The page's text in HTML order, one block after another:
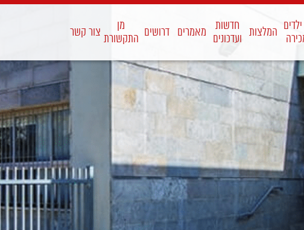
ילדים המלצות
חדשות
ועדכונים מאמרים דרושים
מן
התקשורת צור קשר